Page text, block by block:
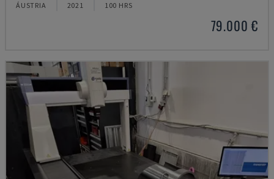
ÁUSTRIA 2021 100 HRS
79.000 €